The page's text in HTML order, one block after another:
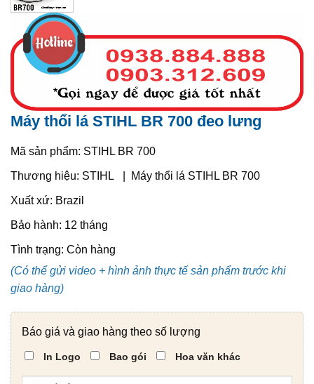
Máy thổi lá STIHL BR 700 đeo lưng
Mã sản phẩm: STIHL BR 700
Thương hiệu: STIHL | Máy thổi lá STIHL BR 700
Xuất xứ: Brazil
Bảo hành: 12 tháng
Tình trạng: Còn hàng
(Có thể gửi video + hình ảnh thực tế sản phẩm trước khi
giao hàng)
Báo giá và giao hàng theo số lượng
In Logo Bao gói Hoa văn khác